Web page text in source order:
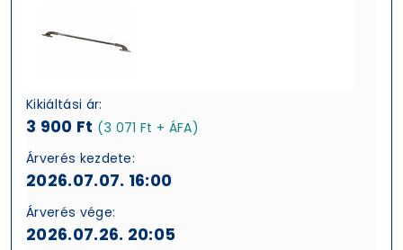
Kikiáltási ár:
3 900 Ft (3 071 Ft + ÁFA)
Árverés kezdete:
2026.07.07. 16:00
Árverés vége:
2026.07.26. 20:05